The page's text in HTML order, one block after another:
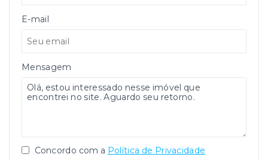
E-mail
Mensagem
Concordo com a Política de Privacidade